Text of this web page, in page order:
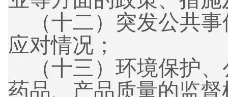
（十二） 突发公共
应对情况；
（十三） 环境保护
药品、产品质量的监